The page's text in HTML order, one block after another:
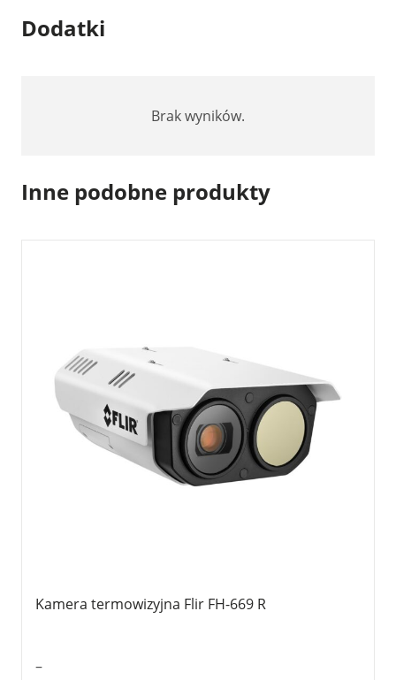
Dodatki
Brak wyników.
Inne podobne produkty
Kamera termowizyjna Flir FH-669 R
–